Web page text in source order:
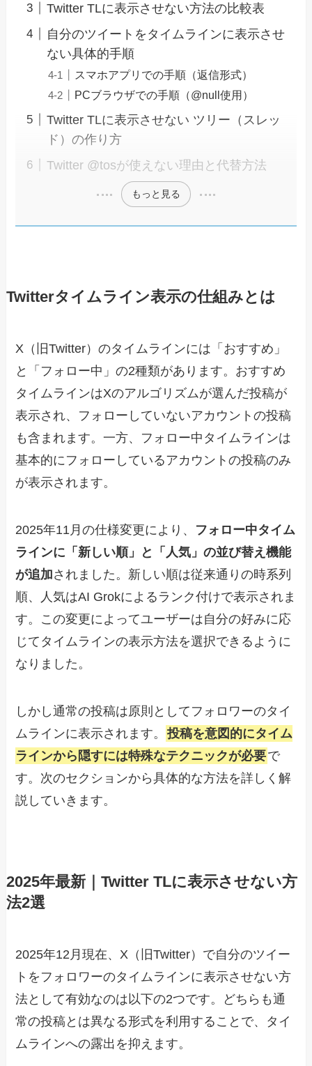
Twitter TLに表示させない方法の比較表
自分のツイートをタイムラインに表示させ
ない具体的手順
スマホアプリでの手順（返信形式）
PCブラウザでの手順（@null使用）
Twitter TLに表示させない ツリー（スレッ
ド）の作り方
Twitter @tosが使えない理由と代替方法
もっと見る
Twitterタイムライン表示の仕組みとは
X（旧Twitter）のタイムラインには「おすすめ」
と「フォロー中」の2種類があります。おすすめ
タイムラインはXのアルゴリズムが選んだ投稿が
表示され、フォローしていないアカウントの投稿
も含まれます。一方、フォロー中タイムラインは
基本的にフォローしているアカウントの投稿のみ
が表示されます。
2025年11月の仕様変更により、 フォロー中タイム
ラインに「新しい順」と「人気」の並び替え機能
が追加されました。新しい順は従来通りの時系列
順、人気はAI Grokによるランク付けで表示されま
す。この変更によってユーザーは自分の好みに応
じてタイムラインの表示方法を選択できるように
なりました。
しかし通常の投稿は原則としてフォロワーのタイ
ムラインに表示されます。 投稿を意図的にタイム
ラインから隠すには特殊なテクニックが必要で
す。次のセクションから具体的な方法を詳しく解
説していきます。
2025年最新｜Twitter TLに表示させない方
法2選
2025年12月現在、X（旧Twitter）で自分のツイー
トをフォロワーのタイムラインに表示させない方
法として有効なのは以下の2つです。どちらも通
常の投稿とは異なる形式を利用することで、タイ
ムラインへの露出を抑えます。